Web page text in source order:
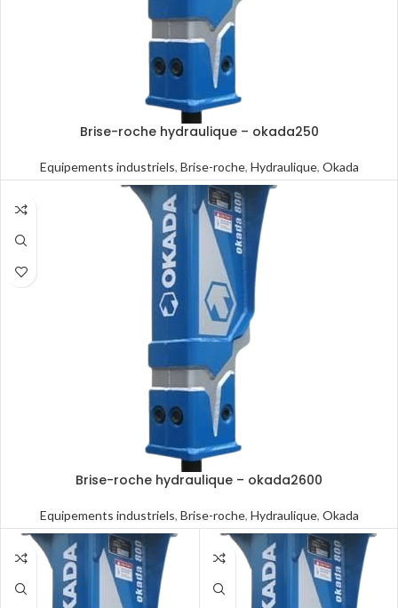
Brise-roche hydraulique – okada250
Equipements industriels, Brise-roche, Hydraulique, Okada
Brise-roche hydraulique – okada2600
Equipements industriels, Brise-roche, Hydraulique, Okada